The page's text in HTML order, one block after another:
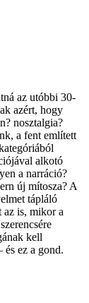
az utóbbi 30-
azért, hogy
nosztalgia?
a fent említett
alkotó
a narráció?
új mítosza? A
tápláló
is, mikor a
kell
ez a gond.